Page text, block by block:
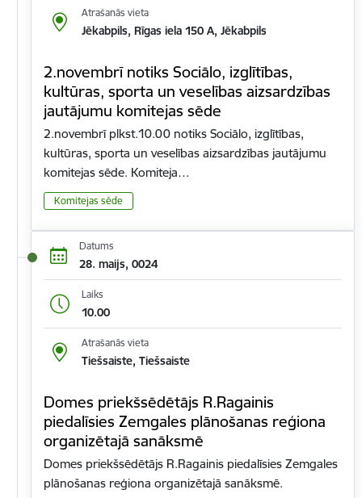
Atrašanās vieta
Jēkabpils, Rīgas iela 150 A, Jēkabpils
2.novembrī notiks Sociālo, izglītības,
kultūras, sporta un veselības aizsardzības
jautājumu komitejas sēde
2.novembrī plkst.10.00 notiks Sociālo, izglītības,
kultūras, sporta un veselības aizsardzības jautājumu
komitejas sēde. Komiteja…
Komitejas sēde
Datums
28. maijs, 0024
Laiks
10.00
Atrašanās vieta
Tiešsaiste, Tiešsaiste
Domes priekšsēdētājs R.Ragainis
piedalīsies Zemgales plānošanas reģiona
organizētajā sanāksmē
Domes priekšsēdētājs R.Ragainis piedalīsies Zemgales
plānošanas reģiona organizētajā sanāksmē.